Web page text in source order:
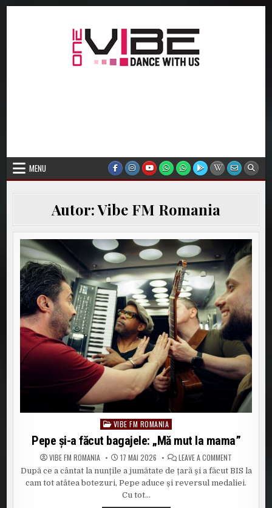
MENU
Autor:Vibe FM Romania
Posted
in
VIBE FM ROMANIA
Pepe şi-a făcut bagajele: „Mă mut la mama”
VIBE FM ROMANIA 17 MAI 2026 LEAVE A COMMENT
ŞI-
A
FĂCUT
După ce a cântat la nunțile a jumătate de țară şi a făcut BIS la
cam tot atâtea botezuri, Pepe aduce și reversul medaliei.
Cu tot…